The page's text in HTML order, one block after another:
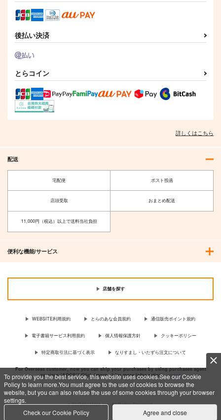
To provide you the best service, this website uses cookies.See our Cookie
Policy to learn more.You must agree to the use of cookies to browse the
website, but you can also refuse the use of some cookies through your browser
settings.
Check our Cookie Policy
Agree and close
後払い決済
とらコイン
詳しくはこちら
配送
宅配便 ポスト投函
店頭受取 おまとめ配送
11,000円（税込）以上で送料当社負担
便利な機能/サービス
店舗を探す
WEBSITE利用規約 とらのあな会員規約 通信販売ポイント規約
電子書籍サービス利用規約 個人情報保護方針 クッキーポリシー
特定商取引法に基づく表示 なりすまし・いたずら注文について
For Overseas customer, now you can ship your purchases by using purchases agent
services “AOCS”! Click {more…} for more information …more
c TORANOANA Inc, All Rights Reserved.